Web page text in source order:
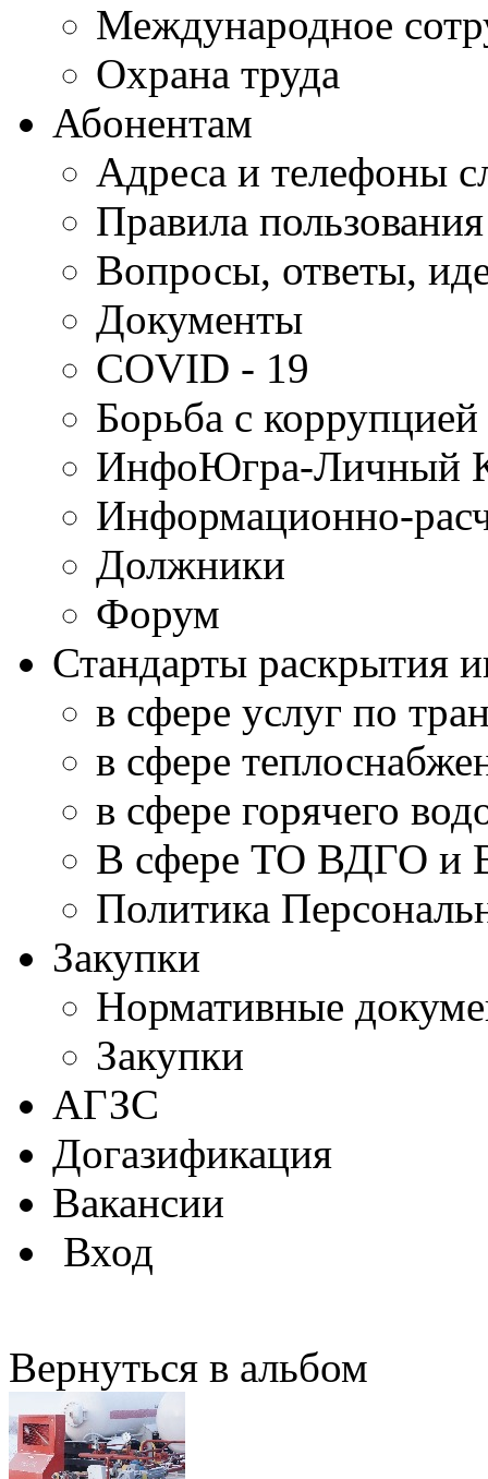
Международное
Охрана труда
Абонентам
Адреса и телефоны
Правила
Вопросы, ответы,
Документы
COVID - 19
Борьба с
ИнфоЮгра-Личный
Информационно-
Должники
Форум
Стандарты раскрытия
в сфере услуг по
в сфере
в сфере горячего
В сфере ТО ВДГО и
Политика
Закупки
Нормативные
Закупки
АГЗС
Догазификация
Вакансии
Вход
Вернуться в альбом